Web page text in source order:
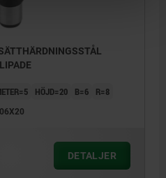
HÖJD=20 B=6 R=8
DETALJER